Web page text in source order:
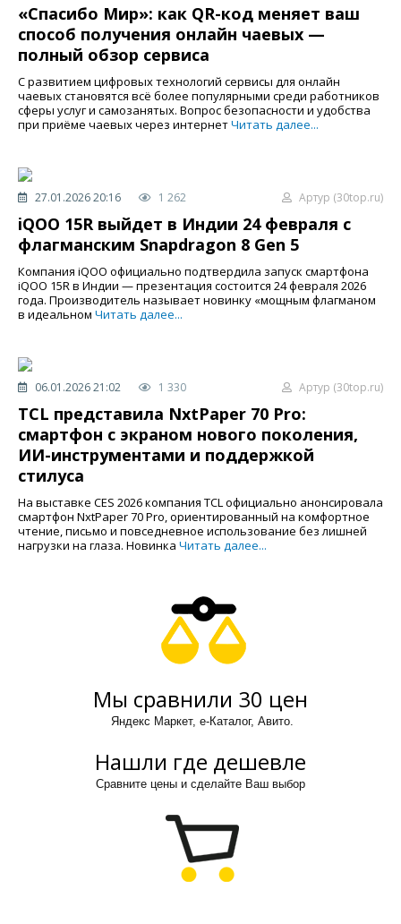
«Спасибо Мир»: как QR-код меняет ваш
способ получения онлайн чаевых —
полный обзор сервиса
С развитием цифровых технологий сервисы для онлайн
чаевых становятся всё более популярными среди работников
сферы услуг и самозанятых. Вопрос безопасности и удобства
при приёме чаевых через интернетЧитать далее...
27.01.2026 20:16 1 262 Артур (30top.ru)
iQOO 15R выйдет в Индии 24 февраля с
флагманским Snapdragon 8 Gen 5
Компания iQOO официально подтвердила запуск смартфона
iQOO 15R в Индии — презентация состоится 24 февраля 2026
года. Производитель называет новинку «мощным флагманом
в идеальном Читать далее...
06.01.2026 21:02 1 330 Артур (30top.ru)
TCL представила NxtPaper 70 Pro:
смартфон с экраном нового поколения,
ИИ-инструментами и поддержкой
стилуса
На выставке CES 2026 компания TCL официально анонсировала
смартфон NxtPaper 70 Pro, ориентированный на комфортное
чтение, письмо и повседневное использование без лишней
нагрузки на глаза. Новинка Читать далее...
Мы сравнили 30 цен
Яндекс Маркет, е-Каталог, Авито.
Нашли где дешевле
Сравните цены и сделайте Ваш выбор